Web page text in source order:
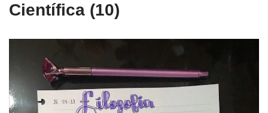
Científica (10)